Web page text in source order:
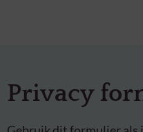
Privacy